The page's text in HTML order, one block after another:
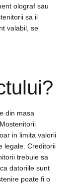
olograf sau
sa il
valabil, se
din masa
in limita valorii
legale. Creditorii
trebuie sa
datoriile sunt
poate fi o